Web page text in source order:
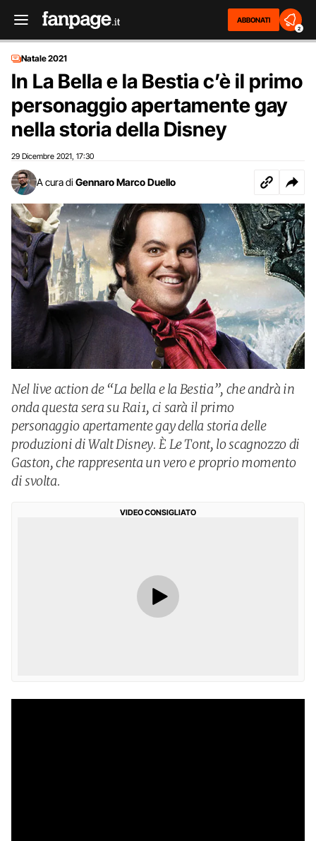
ABBONATI
2
Natale 2021
In La Bella e la Bestia c’è il primo
personaggio apertamente gay
nella storia della Disney
29 Dicembre 2021 17:30
A cura di Gennaro Marco Duello
Nel live action de “La bella e la Bestia”, che andrà in
onda questa sera su Rai1, ci sarà il primo
personaggio apertamente gay della storia delle
produzioni di Walt Disney. È Le Tont, lo scagnozzo di
Gaston, che rappresenta un vero e proprio momento
di svolta.
VIDEO CONSIGLIATO